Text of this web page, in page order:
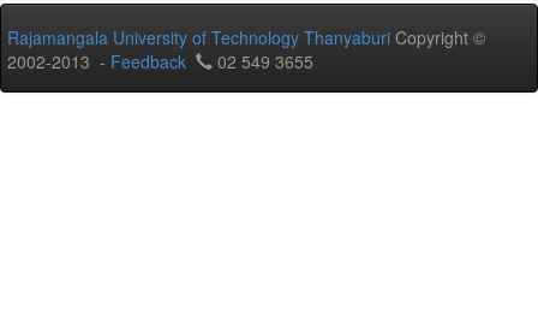
Rajamangala University of Technology Thanyaburi Copyright ©
2002-2013 - Feedback 02 549 3655